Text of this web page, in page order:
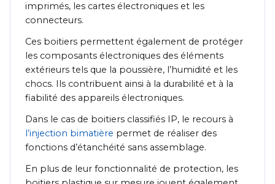
imprimés, les cartes électroniques et les
connecteurs.
Ces boitiers permettent également de protéger
les composants électroniques des éléments
extérieurs tels que la poussière, l’humidité et les
chocs. Ils contribuent ainsi à la durabilité et à la
fiabilité des appareils électroniques.
Dans le cas de boitiers classifiés IP, le recours à
l’injection bimatière permet de réaliser des
fonctions d’étanchéité sans assemblage.
En plus de leur fonctionnalité de protection, les